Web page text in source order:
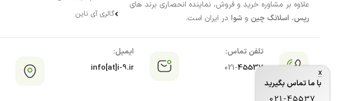
علاوه بر مشاوره خرید و فروش، نماینده انحصاری برند های
رپس، اسلانگ چین و شوا در ایران است.
گالری آی ناین
تلفن تماس:
021-45537
ایمیل:
info[at]i-9.ir
x
با ما تماس بگیرید